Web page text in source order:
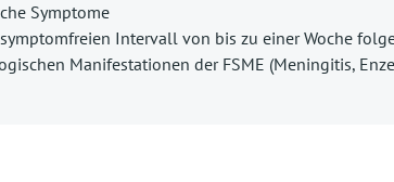
Symptome
Intervall von bis zu einer Woche
Manifestationen der FSME (Meningitis,